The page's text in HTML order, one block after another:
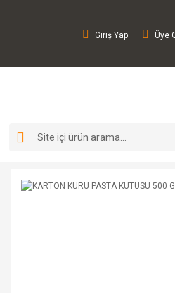
Giriş Yap Üye